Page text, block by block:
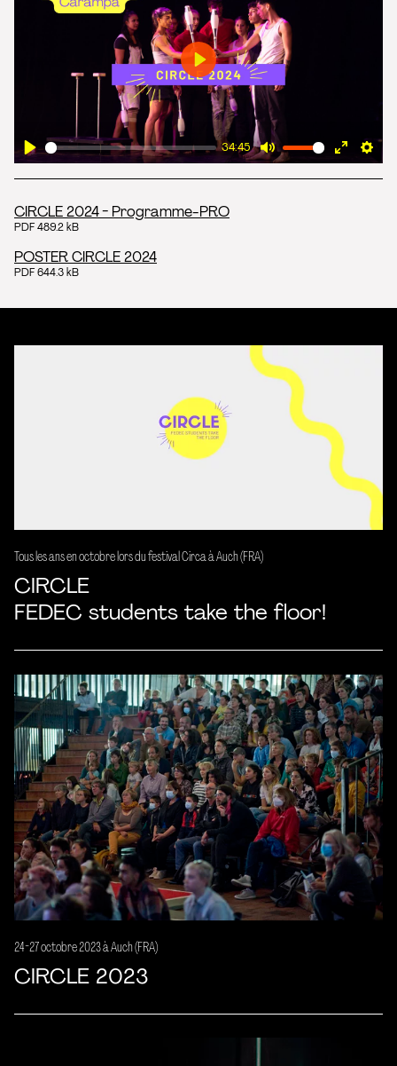
Play
34:45
Mute
Enter
Play
CIRCLE 2024 - Programme-PRO
PDF 489.2 kB
POSTER CIRCLE 2024
PDF 644.3 kB
Tous les ans en octobre lors du festival Circa à Auch (FRA)
CIRCLE
FEDEC students take the floor!
24-27 octobre 2023 à Auch (FRA)
CIRCLE 2023